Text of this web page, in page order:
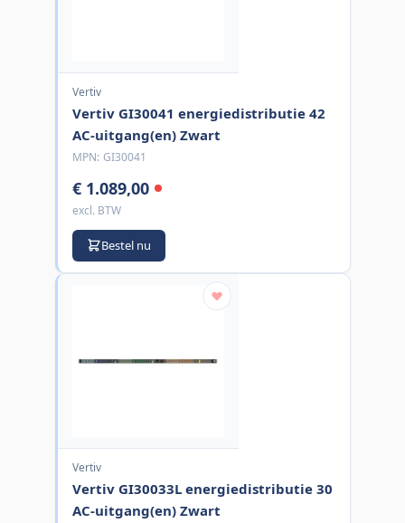
Vertiv
Vertiv GI30041 energiedistributie 42
AC-uitgang(en) Zwart
MPN: GI30041
€ 1.089,00
excl. BTW
Bestel nu
Vertiv
Vertiv GI30033L energiedistributie 30
AC-uitgang(en) Zwart